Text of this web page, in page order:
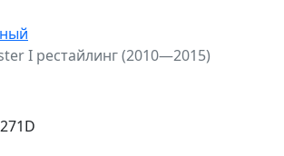
I рестайлинг (2010—2015)